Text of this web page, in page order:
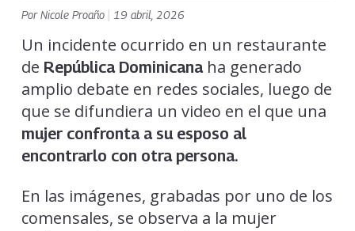
PorNicole Proaño 19 abril, 2026
Un incidente ocurrido en un restaurante
de República Dominicanaha generado
amplio debate en redes sociales, luego de
que se difundiera un video en el que una
mujer confronta a su esposo al
encontrarlo con otra persona.
En las imágenes, grabadas por uno de los
comensales, se observa a la mujer